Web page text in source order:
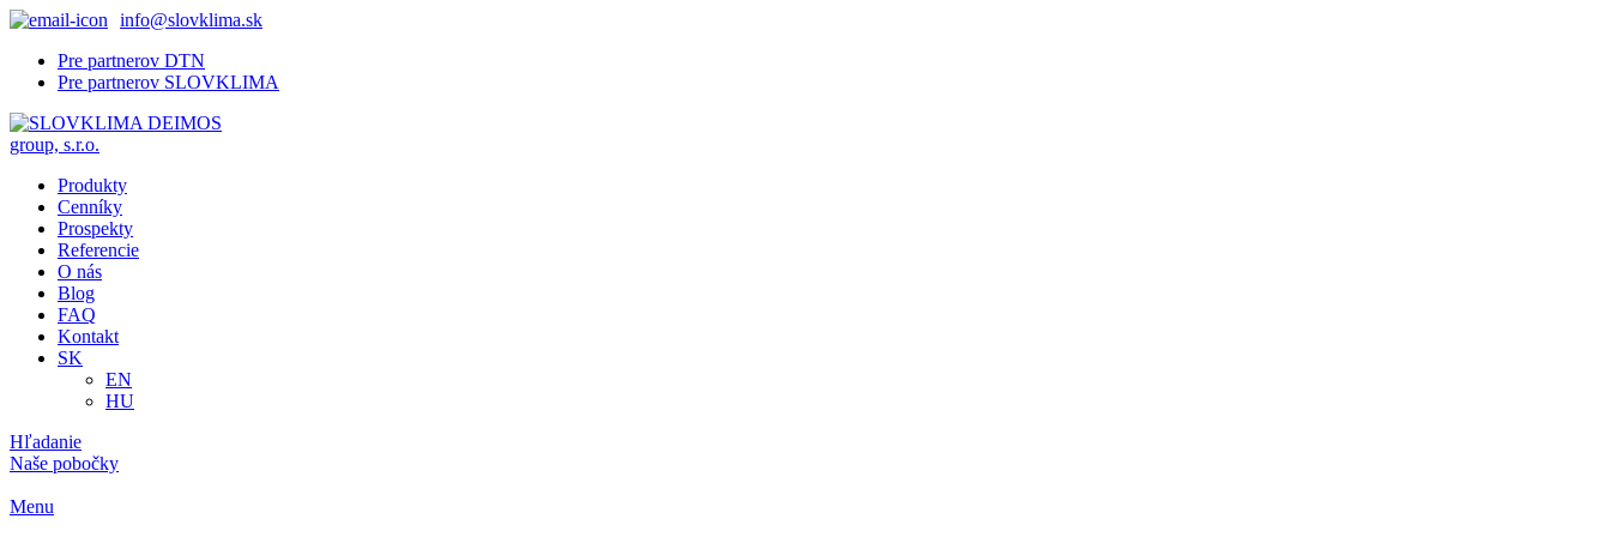
info@slovklima.sk
Pre partnerov DTN
Pre partnerov SLOVKLIMA
Produkty
Cenníky
Prospekty
Referencie
O nás
Blog
FAQ
Kontakt
SK
EN
HU
Hľadanie
Naše pobočky
Menu